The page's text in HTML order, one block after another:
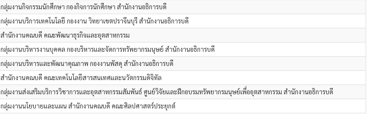
กลุ่มงานกิจกรรมนักศึกษา กองกิจการนักศึกษา สำนักงานอธิการบดี
กลุ่มงานบริการเทคโนโลยี กองงาน วิทยาเขตปราจีนบุรี สำนักงานอธิการบดี
สำนักงานคณบดี คณะพัฒนาธุรกิจและอุตสาหกรรม
กลุ่มงานบริหารงานบุคคล กองบริหารและจัดการทรัพยากรมนุษย์ สำนักงานอธิการบดี
กลุ่มงานบริหารและพัฒนาคุณภาพ กองงานพัสดุ สำนักงานอธิการบดี
สำนักงานคณบดี คณะเทคโนโลยีสารสนเทศและนวัตกรรมดิจิทัล
กลุ่มงานส่งเสริมบริการวิชาการและอุตสาหกรรมสัมพันธ์ ศูนย์วิจัยและฝึกอบรมทรัพยากรมนุษย์เพื่ออุตสาหกรรม สำนักงานอธิการบดี
กลุ่มงานนโยบายและแผน สำนักงานคณบดี คณะศิลปศาสตร์ประยุกต์